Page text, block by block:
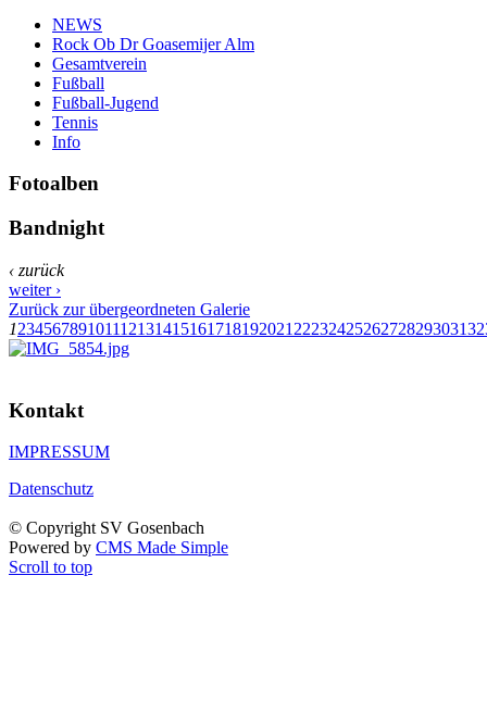
NEWS
Rock Ob Dr Goasemijer Alm
Gesamtverein
Fußball
Fußball-Jugend
Tennis
Info
Fotoalben
Bandnight
‹ zurück
weiter ›
Zurück zur übergeordneten Galerie
123456789101112131415161718192021 2223242526272829303132
Kontakt
IMPRESSUM
Datenschutz
© Copyright SV Gosenbach
Powered by CMS Made Simple
Scroll to top